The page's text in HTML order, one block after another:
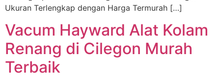
Ukuran Terlengkap dengan Harga Termurah […]
Vacum Hayward Alat Kolam
Renang di Cilegon Murah
Terbaik